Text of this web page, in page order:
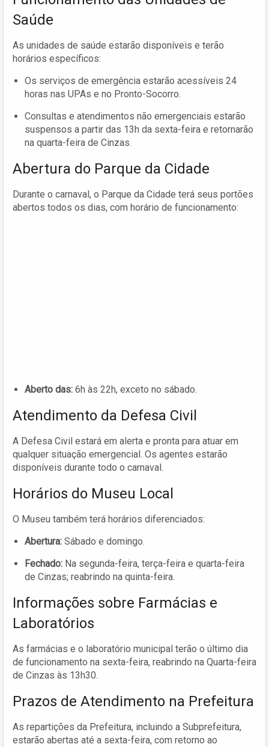
Saúde
As unidades de saúde estarão disponíveis e terão
horários específicos:
Os serviços de emergência estarão acessíveis 24
horas nas UPAs e no Pronto-Socorro.
Consultas e atendimentos não emergenciais estarão
suspensos a partir das 13h da sexta-feira e retornarão
na quarta-feira de Cinzas.
Abertura do Parque da Cidade
Durante o carnaval, o Parque da Cidade terá seus portões
abertos todos os dias, com horário de funcionamento:
Aberto das: 6h às 22h, exceto no sábado.
Atendimento da Defesa Civil
A Defesa Civil estará em alerta e pronta para atuar em
qualquer situação emergencial. Os agentes estarão
disponíveis durante todo o carnaval.
Horários do Museu Local
O Museu também terá horários diferenciados:
Abertura: Sábado e domingo.
Fechado: Na segunda-feira, terça-feira e quarta-feira
de Cinzas; reabrindo na quinta-feira.
Informações sobre Farmácias e
Laboratórios
As farmácias e o laboratório municipal terão o último dia
de funcionamento na sexta-feira, reabrindo na Quarta-feira
de Cinzas às 13h30.
Prazos de Atendimento na Prefeitura
As repartições da Prefeitura, incluindo a Subprefeitura,
estarão abertas até a sexta-feira, com retorno ao